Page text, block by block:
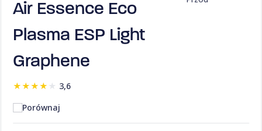
Air Essence Eco
Plasma ESP Light
Graphene
★★★★ ★ 3,6
Porównaj